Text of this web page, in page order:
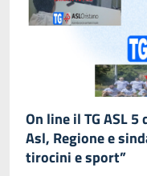
On line il TG ASL
Asl, Regione e
tirocini e sport”